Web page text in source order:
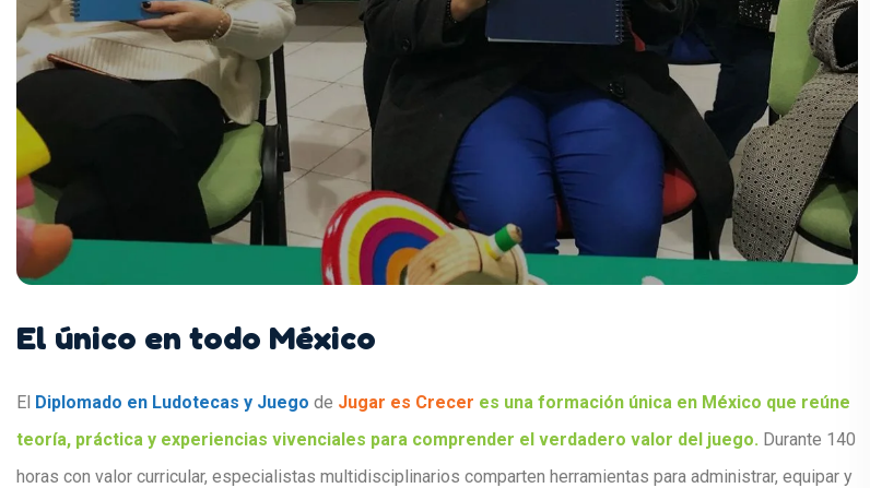
El único en todo México
El Diplomado en Ludotecas y Juego de Jugar es Crecer es una formación única en México que reúne
teoría, práctica y experiencias vivenciales para comprender el verdadero valor del juego. Durante 140
horas con valor curricular, especialistas multidisciplinarios comparten herramientas para administrar, equipar y